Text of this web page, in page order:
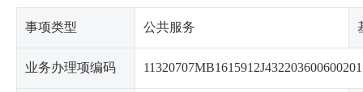
事项类型 公共服务
业务办理项编码 11320707MB1615912J432203600600201